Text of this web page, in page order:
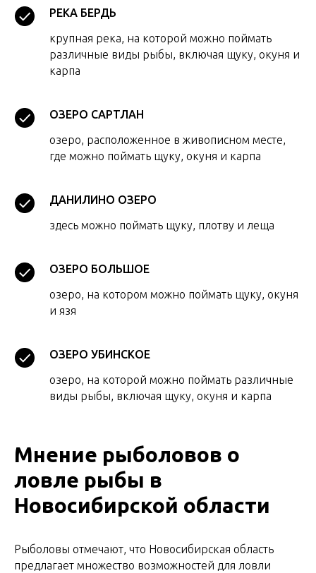
РЕКА БЕРДЬ
крупная река, на которой можно поймать
различные виды рыбы, включая щуку, окуня и
карпа
ОЗЕРО САРТЛАН
озеро, расположенное в живописном месте,
где можно поймать щуку, окуня и карпа
ДАНИЛИНО ОЗЕРО
здесь можно поймать щуку, плотву и леща
ОЗЕРО БОЛЬШОЕ
озеро, на котором можно поймать щуку, окуня
и язя
ОЗЕРО УБИНСКОЕ
озеро, на которой можно поймать различные
виды рыбы, включая щуку, окуня и карпа
Мнение рыболовов о
ловле рыбы в
Новосибирской области
Рыболовы отмечают, что Новосибирская область
предлагает множество возможностей для ловли